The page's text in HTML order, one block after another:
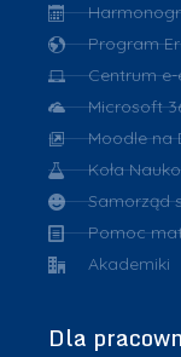
Program
Centrum
Microsoft
Moodle na
Koła
Samorząd
Pomoc
Akademiki
Dla